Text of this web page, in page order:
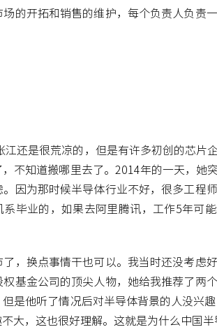
的开拓和销售的维护，每个负责人负
还是很荒凉的，但是有许多初创的芯
不知道搬哪里去了。2014年的一天，
因为那时候半导体行业不好，很多工
毕业的，如果去阿里腾讯，工作5年可
，换点事情干也可以。我当时还没考
基金公司的顶尖人物，她给我推荐了
是他听了情况后对半导体背景的人没兴
大，这也很好理解。这就是为什么中国